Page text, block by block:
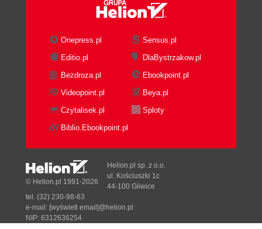
Onepress.pl
Sensus.pl
Editio.pl
DlaBystrzakow.pl
Bezdroza.pl
Ebookpoint.pl
Videopoint.pl
Beya.pl
Czytalisek.pl
Sploty
Biblio.Ebookpoint.pl
© Helion.pl 1991-2026
Helion.pl sp. z o.o.
ul. Kościuszki 1c
44-100 Gliwice
tel. (32) 230-98-63
e-mail: [wyświetl email]@helion.pl
NIP: 6312636254